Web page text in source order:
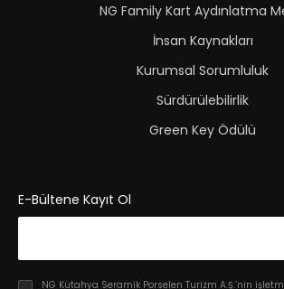
NG Family Kart Aydınlatma
İnsan Kaynakları
Kurumsal Sorumluluk
Sürdürülebilirlik
Green Key Ödülü
E-Bültene Kayıt Ol
NG Kütahya Seramik Porselen Turizm A.Ş.’nin